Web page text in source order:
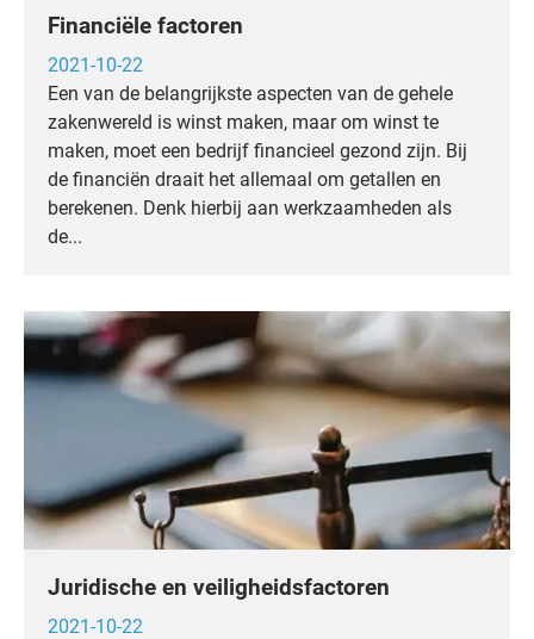
Financiële factoren
2021-10-22
Een van de belangrijkste aspecten van de gehele
zakenwereld is winst maken, maar om winst te
maken, moet een bedrijf financieel gezond zijn. Bij
de financiën draait het allemaal om getallen en
berekenen. Denk hierbij aan werkzaamheden als
de...
Juridische en veiligheidsfactoren
2021-10-22